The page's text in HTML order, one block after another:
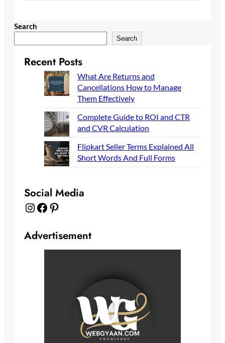
Search
Search
Recent Posts
What Are Returns and
Cancellations How to Manage
Them Effectively
Complete Guide to ROI and CTR
and CVR Calculation
Flipkart Seller Terms Explained All
Short Words And Full Forms
Social Media
Instagram Facebook Pinterest
Advertisement